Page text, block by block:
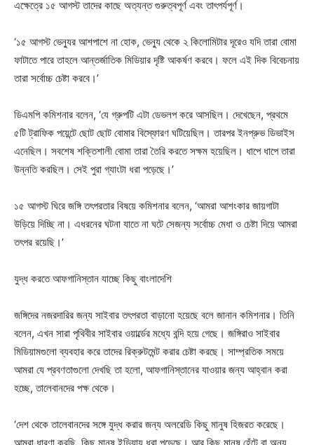
এক্ষেত্রে ১৫ আগস্ট তাদের কাছে অত্যন্ত গুরুত্বপূর্ণ এবং তাৎপর্যপূর্ণ।
‘১৫ আগস্ট ভেন্যুর আশপাশে না হোক, ভেন্যু থেকে ২ কিলোমিটার দূরেও যদি তারা বোমা
ফাটাতে পারে তাহলে আন্তর্জাতিক মিডিয়ার দৃষ্টি আকর্ষণ করবে। ফলে এই দিক বিবেচনায়
তারা সর্বোচ্চ চেষ্টা করবে।’
ডিএমপি কমিশনার বলেন, ‘যে গ্রুপটি এটা ডেভলপ করে আসছিল। দেখেছেন, প্রথমে
৫টি ট্রাফিক পয়েন্টে ছোট ছোট বোমার বিস্ফোরণ ঘটিয়েছিল। তারপর ইনপ্রুভ ডিভাইস
এনেছিল। সবশেষ শক্তিশালী বোমা তারা তৈরি করতে সক্ষম হয়েছিল। ধাপে ধাপে তারা
উন্নতি করছিল। সেই পুরা গ্যাংটা ধরা পড়েছে।’
১৫ আগস্ট ঘিরে জঙ্গি তৎপরতার বিষয়ে কমিশনার বলেন, ‘আমরা আশংকার জায়গাটা
উড়িয়ে দিচ্ছি না। এধরনের ঘটনা যাতে না ঘটে সেজন্য সর্বোচ্চ মেধা ও চেষ্টা দিয়ে আমরা
তৎপর রয়েছি।’
যুদ্ধ করতে আফগানিস্তান যাচ্ছে কিছু বাংলাদেশি
জঙ্গিদের নজরদারির জন্য সাইবার তৎপরতা বাড়ানো হয়েছে বলে জানান কমিশনার। তিনি
বলেন, এখন সারা পৃথিবীর সাইবার ওয়ার্ল্ডের মধ্যে বন্দি হয়ে গেছে। জঙ্গিরাও সাইবার
মিডিয়ামগুলো ব্যবহার করে তাদের রিক্রুটমেন্ট করার চেষ্টা করছে। সাম্প্রতিক সময়ে
আমরা যে প্রবণতাগুলো দেখছি তা হলো, আফগানিস্তানের যাওয়ার জন্য আহ্বান করা
হচ্ছে, তালেবানদের পক্ষ থেকে।
‘দেশ থেকে তালেবানদের সঙ্গে যুদ্ধ করার জন্য অলরেডি কিছু মানুষ হিজরত করেছে।